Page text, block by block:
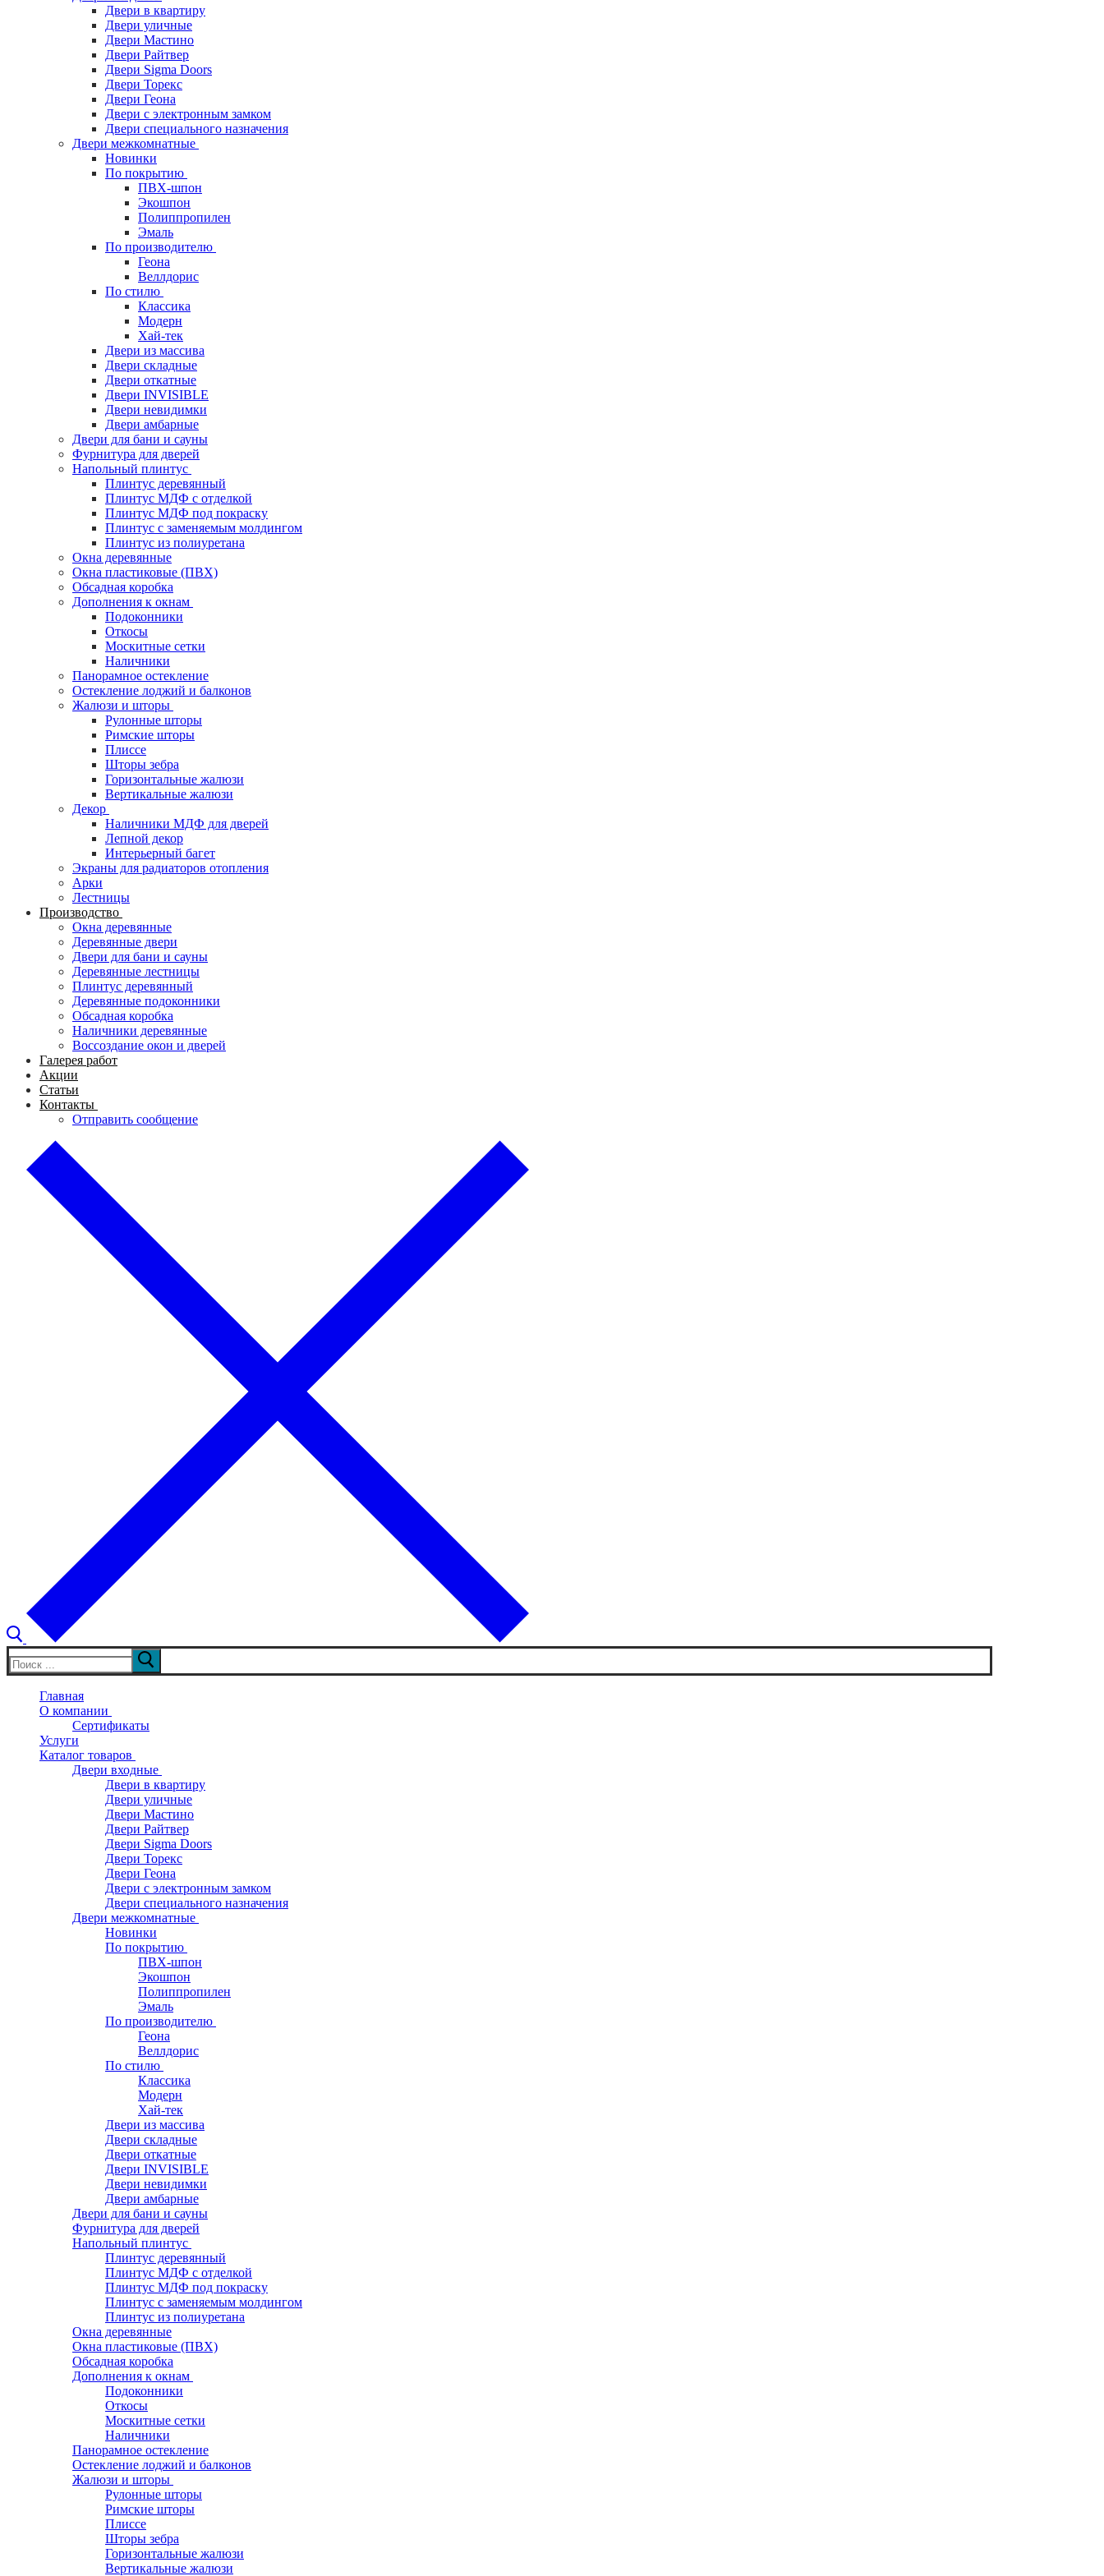
Двери в квартиру
Двери уличные
Двери Мастино
Двери Райтвер
Двери Sigma Doors
Двери Торекс
Двери Геона
Двери с электронным замком
Двери специального назначения
Двери межкомнатные
Новинки
По покрытию
ПВХ-шпон
Экошпон
Полиппропилен
Эмаль
По производителю
Геона
Веллдорис
По стилю
Классика
Модерн
Хай-тек
Двери из массива
Двери складные
Двери откатные
Двери INVISIBLE
Двери невидимки
Двери амбарные
Двери для бани и сауны
Фурнитура для дверей
Напольный плинтус
Плинтус деревянный
Плинтус МДФ с отделкой
Плинтус МДФ под покраску
Плинтус с заменяемым молдингом
Плинтус из полиуретана
Окна деревянные
Окна пластиковые (ПВХ)
Обсадная коробка
Дополнения к окнам
Подоконники
Откосы
Москитные сетки
Наличники
Панорамное остекление
Остекление лоджий и балконов
Жалюзи и шторы
Рулонные шторы
Римские шторы
Плиссе
Шторы зебра
Горизонтальные жалюзи
Вертикальные жалюзи
Декор
Наличники МДФ для дверей
Лепной декор
Интерьерный багет
Экраны для радиаторов отопления
Арки
Лестницы
Производство
Окна деревянные
Деревянные двери
Двери для бани и сауны
Деревянные лестницы
Плинтус деревянный
Деревянные подоконники
Обсадная коробка
Наличники деревянные
Воссоздание окон и дверей
Галерея работ
Акции
Статьи
Контакты
Отправить сообщение
Искать:
Главная
О компании
Сертификаты
Услуги
Каталог товаров
Двери входные
Двери в квартиру
Двери уличные
Двери Мастино
Двери Райтвер
Двери Sigma Doors
Двери Торекс
Двери Геона
Двери с электронным замком
Двери специального назначения
Двери межкомнатные
Новинки
По покрытию
ПВХ-шпон
Экошпон
Полиппропилен
Эмаль
По производителю
Геона
Веллдорис
По стилю
Классика
Модерн
Хай-тек
Двери из массива
Двери складные
Двери откатные
Двери INVISIBLE
Двери невидимки
Двери амбарные
Двери для бани и сауны
Фурнитура для дверей
Напольный плинтус
Плинтус деревянный
Плинтус МДФ с отделкой
Плинтус МДФ под покраску
Плинтус с заменяемым молдингом
Плинтус из полиуретана
Окна деревянные
Окна пластиковые (ПВХ)
Обсадная коробка
Дополнения к окнам
Подоконники
Откосы
Москитные сетки
Наличники
Панорамное остекление
Остекление лоджий и балконов
Жалюзи и шторы
Рулонные шторы
Римские шторы
Плиссе
Шторы зебра
Горизонтальные жалюзи
Вертикальные жалюзи